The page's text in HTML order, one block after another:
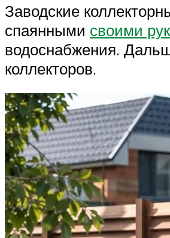
Заводские
спаянными своими
водоснабжения.
коллекторов.